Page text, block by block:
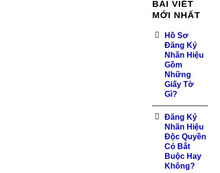
BÀI VIẾT
MỚI NHẤT
Hồ Sơ
Đăng Ký
Nhãn Hiệu
Gồm
Những
Giấy Tờ
Gì?
Đăng Ký
Nhãn Hiệu
Độc Quyền
Có Bắt
Buộc Hay
Không?